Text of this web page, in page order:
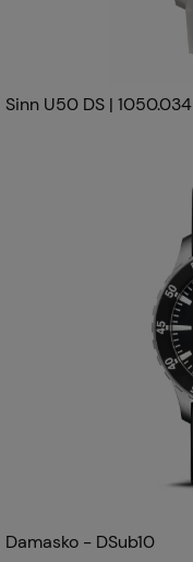
Sinn U50 DS | 1050.034
Damasko - DSub10